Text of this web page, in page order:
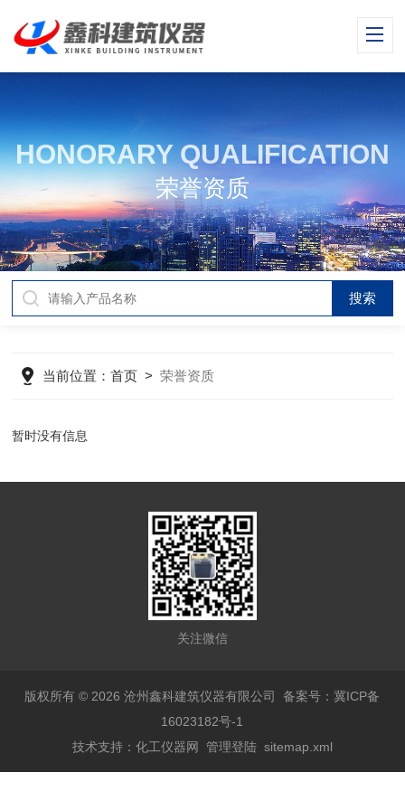
HONORARY QUALIFICATION
荣誉资质
当前位置：首页 >荣誉资质
暂时没有信息
关注微信
版权所有 © 2026 沧州鑫科建筑仪器有限公司备案号：冀ICP备
16023182号-1
技术支持： 化工仪器网 管理登陆 sitemap.xml